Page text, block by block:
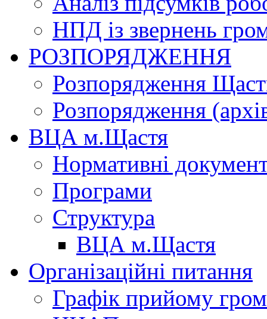
НПД із звернень
РОЗПОРЯДЖЕННЯ
Розпорядження
Розпорядження
ВЦА м.Щастя
Нормативні
Програми
Структура
ВЦА м.Щастя
Організаційні питання
Графік прийому